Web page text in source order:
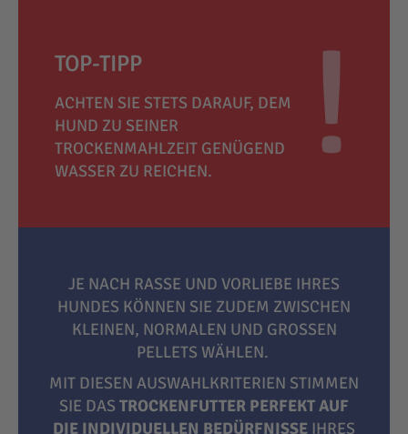
TOP-TIPP
ACHTEN SIE STETS DARAUF, DEM
HUND ZU SEINER
TROCKENMAHLZEIT GENÜGEND
WASSER ZU REICHEN.
JE NACH RASSE UND VORLIEBE IHRES
HUNDES KÖNNEN SIE ZUDEM ZWISCHEN
KLEINEN, NORMALEN UND GROSSEN P
ELLETS WÄHLEN.
MIT DIESEN AUSWAHLKRITERIEN STIMMEN
SIE DAS TROCKENFUTTER PERFEKT AUF
DIE INDIVIDUELLEN BEDÜRFNISSE IHRES